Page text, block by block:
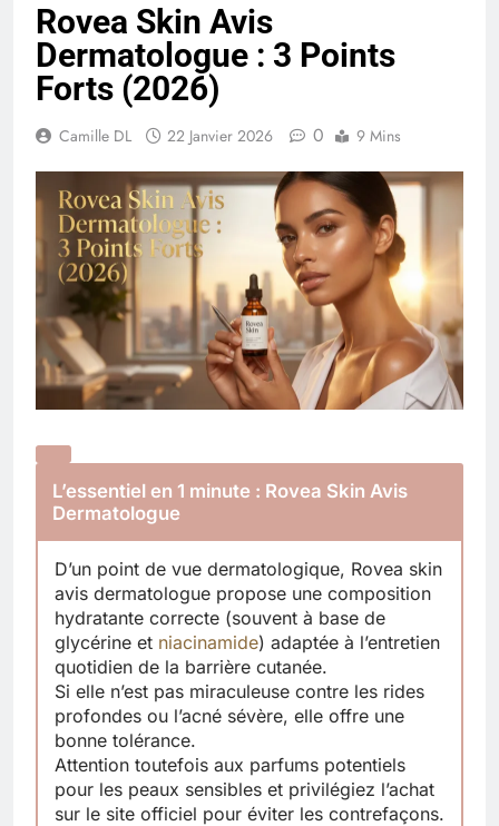
Rovea Skin Avis
Dermatologue : 3 Points
Forts (2026)
Camille DL 22 Janvier 2026 0 9 Mins
L’essentiel en 1 minute : Rovea Skin Avis
Dermatologue
D’un point de vue dermatologique, Rovea skin
avis dermatologue propose une composition
hydratante correcte (souvent à base de
glycérine et niacinamide) adaptée à l’entretien
quotidien de la barrière cutanée.
Si elle n’est pas miraculeuse contre les rides
profondes ou l’acné sévère, elle offre une
bonne tolérance.
Attention toutefois aux parfums potentiels
pour les peaux sensibles et privilégiez l’achat
sur le site officiel pour éviter les contrefaçons.